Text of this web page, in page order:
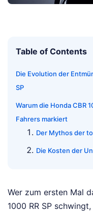
Table of Contents
Die Evolution der
SP
Warum die Honda CBR
Fahrers markiert
Der Mythos der
Die Kosten der
Wer zum ersten Mal
1000 RR SP